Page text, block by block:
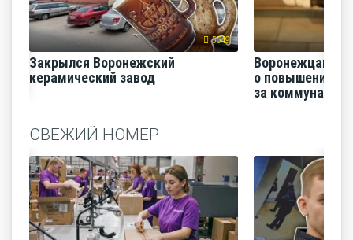
5549
Закрылся Воронежский
керамический завод
Воронежцам
о повышении
за
СВЕЖИЙ НОМЕР